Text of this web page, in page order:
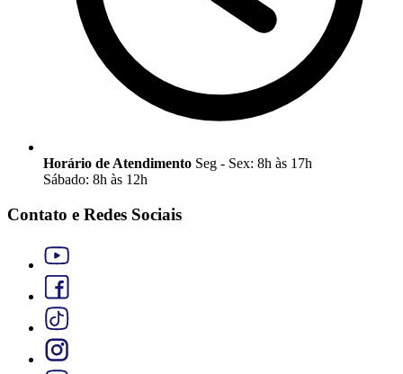
Horário de Atendimento Seg - Sex: 8h às 17h
Sábado: 8h às 12h
Contato e Redes Sociais